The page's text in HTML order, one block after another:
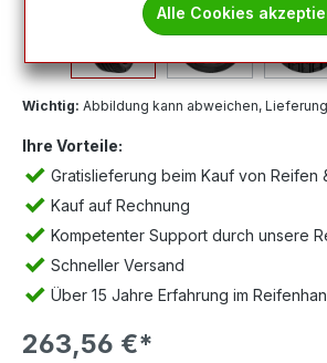
Wichtig: Abbildung kann abweichen,
Ihre Vorteile:
Gratislieferung beim Kauf von Reifen
Kauf auf Rechnung
Kompetenter Support durch unsere
Schneller Versand
Über 15 Jahre Erfahrung im
263,56 €*
Alle Cookies